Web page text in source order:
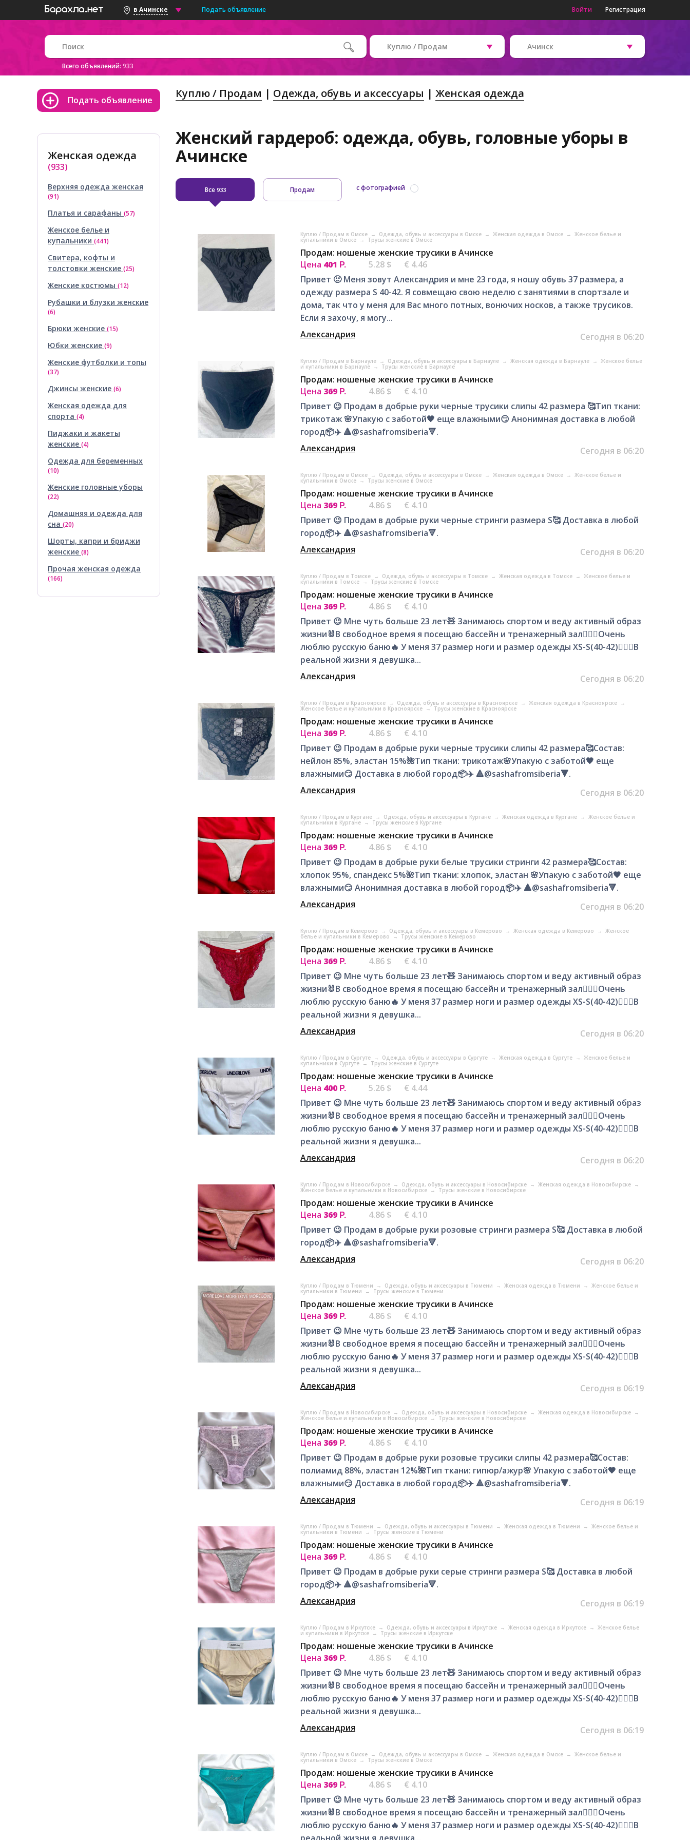
в Ачинске Подать объявление Войти Регистрация
Всего объявлений: 933
Куплю / Продам Ачинск
Подать объявление
Женская одежда
(933)
Верхняя одежда женская
(91)
Платья и сарафаны (57)
Женское белье и
купальники (441)
Свитера, кофты и
толстовки женские (25)
Женские костюмы (12)
Рубашки и блузки женские
(6)
Брюки женские (15)
Юбки женские (9)
Женские футболки и топы
(37)
Джинсы женские (6)
Женская одежда для
спорта (4)
Пиджаки и жакеты
женские (4)
Одежда для беременных
(10)
Женские головные уборы
(22)
Домашняя и одежда для
сна (20)
Шорты, капри и бриджи
женские (8)
Прочая женская одежда
(166)
Куплю / Продам Одежда, обувь и аксессуары Женская одежда
Женский гардероб: одежда, обувь, головные уборы в
Ачинске
Все 933 Продам с фотографией
Куплю / Продам в Омске → Одежда, обувь и аксессуары в Омске → Женская одежда в Омске → Женское белье и
купальники в Омске → Трусы женские в Омске
Продам: ношеные женские трусики в Ачинске
Цена 401 Р. 5.28 $
€ 4.46
Привет 🙂 Меня зовут Александрия и мне 23 года, я ношу обувь 37 размера, а
одежду размера S 40-42. Я совмещаю свою неделю с занятиями в спортзале и
дома, так что у меня для Вас много потных, вонючих носков, а также трусиков.
Если я захочу, я могу...
Александрия
Сегодня в 06:20
Куплю / Продам в Барнауле → Одежда, обувь и аксессуары в Барнауле → Женская одежда в Барнауле → Женское белье
и купальники в Барнауле → Трусы женские в Барнауле
Продам: ношеные женские трусики в Ачинске
Цена 369 Р. 4.86 $
€ 4.10
Привет 😉 Продам в добрые руки черные трусики слипы 42 размера 🥰Тип ткани:
трикотаж 🌸Упакую с заботой🖤 еще влажными😏 Анонимная доставка в любой
город📦✈️ 🔺@sashafromsiberia🔻.
Александрия
Сегодня в 06:20
Куплю / Продам в Омске → Одежда, обувь и аксессуары в Омске → Женская одежда в Омске → Женское белье и
купальники в Омске → Трусы женские в Омске
Продам: ношеные женские трусики в Ачинске
Цена 369 Р. 4.86 $
€ 4.10
Привет 😉 Продам в добрые руки черные стринги размера S🥰 Доставка в любой
город📦✈️ 🔺@sashafromsiberia🔻.
Александрия
Сегодня в 06:20
Куплю / Продам в Томске → Одежда, обувь и аксессуары в Томске → Женская одежда в Томске → Женское белье и
купальники в Томске → Трусы женские в Томске
Продам: ношеные женские трусики в Ачинске
Цена 369 Р. 4.86 $
€ 4.10
Привет 😉 Мне чуть больше 23 лет🧸 Занимаюсь спортом и веду активный образ
жизни🐰В свободное время я посещаю бассейн и тренажерный зал🧜🏻‍♀️Очень
люблю русскую баню🔥 У меня 37 размер ноги и размер одежды XS-S(40-42)🧚🏻‍♀️В
реальной жизни я девушка...
Александрия
Сегодня в 06:20
Куплю / Продам в Красноярске → Одежда, обувь и аксессуары в Красноярске → Женская одежда в Красноярске →
Женское белье и купальники в Красноярске → Трусы женские в Красноярске
Продам: ношеные женские трусики в Ачинске
Цена 369 Р. 4.86 $
€ 4.10
Привет 😉 Продам в добрые руки черные трусики слипы 42 размера🥰Состав:
нейлон 85%, эластан 15%🌺Тип ткани: трикотаж🌸Упакую с заботой🖤 еще
влажными😏 Доставка в любой город📦✈️ 🔺@sashafromsiberia🔻.
Александрия
Сегодня в 06:20
Куплю / Продам в Кургане → Одежда, обувь и аксессуары в Кургане → Женская одежда в Кургане → Женское белье и
купальники в Кургане → Трусы женские в Кургане
Продам: ношеные женские трусики в Ачинске
Цена 369 Р. 4.86 $
€ 4.10
Привет 😉 Продам в добрые руки белые трусики стринги 42 размера🥰Состав:
хлопок 95%, спандекс 5%🌺Тип ткани: хлопок, эластан 🌸Упакую с заботой🖤 еще
влажными😏 Анонимная доставка в любой город📦✈️ 🔺@sashafromsiberia🔻.
Александрия
Сегодня в 06:20
Куплю / Продам в Кемерово → Одежда, обувь и аксессуары в Кемерово → Женская одежда в Кемерово → Женское
белье и купальники в Кемерово → Трусы женские в Кемерово
Продам: ношеные женские трусики в Ачинске
Цена 369 Р. 4.86 $
€ 4.10
Привет 😉 Мне чуть больше 23 лет🧸 Занимаюсь спортом и веду активный образ
жизни🐰В свободное время я посещаю бассейн и тренажерный зал🧜🏻‍♀️Очень
люблю русскую баню🔥 У меня 37 размер ноги и размер одежды XS-S(40-42)🧚🏻‍♀️В
реальной жизни я девушка...
Александрия
Сегодня в 06:20
Куплю / Продам в Сургуте → Одежда, обувь и аксессуары в Сургуте → Женская одежда в Сургуте → Женское белье и
купальники в Сургуте → Трусы женские в Сургуте
Продам: ношеные женские трусики в Ачинске
Цена 400 Р. 5.26 $
€ 4.44
Привет 😉 Мне чуть больше 23 лет🧸 Занимаюсь спортом и веду активный образ
жизни🐰В свободное время я посещаю бассейн и тренажерный зал🧜🏻‍♀️Очень
люблю русскую баню🔥 У меня 37 размер ноги и размер одежды XS-S(40-42)🧚🏻‍♀️В
реальной жизни я девушка...
Александрия
Сегодня в 06:20
Куплю / Продам в Новосибирске → Одежда, обувь и аксессуары в Новосибирске → Женская одежда в Новосибирске →
Женское белье и купальники в Новосибирске → Трусы женские в Новосибирске
Продам: ношеные женские трусики в Ачинске
Цена 369 Р. 4.86 $
€ 4.10
Привет 😉 Продам в добрые руки розовые стринги размера S🥰 Доставка в любой
город📦✈️ 🔺@sashafromsiberia🔻.
Александрия
Сегодня в 06:20
Куплю / Продам в Тюмени → Одежда, обувь и аксессуары в Тюмени → Женская одежда в Тюмени → Женское белье и
купальники в Тюмени → Трусы женские в Тюмени
Продам: ношеные женские трусики в Ачинске
Цена 369 Р. 4.86 $
€ 4.10
Привет 😉 Мне чуть больше 23 лет🧸 Занимаюсь спортом и веду активный образ
жизни🐰В свободное время я посещаю бассейн и тренажерный зал🧜🏻‍♀️Очень
люблю русскую баню🔥 У меня 37 размер ноги и размер одежды XS-S(40-42)🧚🏻‍♀️В
реальной жизни я девушка...
Александрия
Сегодня в 06:19
Куплю / Продам в Новосибирске → Одежда, обувь и аксессуары в Новосибирске → Женская одежда в Новосибирске →
Женское белье и купальники в Новосибирске → Трусы женские в Новосибирске
Продам: ношеные женские трусики в Ачинске
Цена 369 Р. 4.86 $
€ 4.10
Привет 😉 Продам в добрые руки розовые трусики слипы 42 размера🥰Состав:
полиамид 88%, эластан 12%🌺Тип ткани: гипюр/ажур🌸 Упакую с заботой🖤 еще
влажными😏 Доставка в любой город📦✈️ 🔺@sashafromsiberia🔻.
Александрия
Сегодня в 06:19
Куплю / Продам в Тюмени → Одежда, обувь и аксессуары в Тюмени → Женская одежда в Тюмени → Женское белье и
купальники в Тюмени → Трусы женские в Тюмени
Продам: ношеные женские трусики в Ачинске
Цена 369 Р. 4.86 $
€ 4.10
Привет 😉 Продам в добрые руки серые стринги размера S🥰 Доставка в любой
город📦✈️ 🔺@sashafromsiberia🔻.
Александрия
Сегодня в 06:19
Куплю / Продам в Иркутске → Одежда, обувь и аксессуары в Иркутске → Женская одежда в Иркутске → Женское белье
и купальники в Иркутске → Трусы женские в Иркутске
Продам: ношеные женские трусики в Ачинске
Цена 369 Р. 4.86 $
€ 4.10
Привет 😉 Мне чуть больше 23 лет🧸 Занимаюсь спортом и веду активный образ
жизни🐰В свободное время я посещаю бассейн и тренажерный зал🧜🏻‍♀️Очень
люблю русскую баню🔥 У меня 37 размер ноги и размер одежды XS-S(40-42)🧚🏻‍♀️В
реальной жизни я девушка...
Александрия
Сегодня в 06:19
Куплю / Продам в Омске → Одежда, обувь и аксессуары в Омске → Женская одежда в Омске → Женское белье и
купальники в Омске → Трусы женские в Омске
Продам: ношеные женские трусики в Ачинске
Цена 369 Р. 4.86 $
€ 4.10
Привет 😉 Мне чуть больше 23 лет🧸 Занимаюсь спортом и веду активный образ
жизни🐰В свободное время я посещаю бассейн и тренажерный зал🧜🏻‍♀️Очень
люблю русскую баню🔥 У меня 37 размер ноги и размер одежды XS-S(40-42)🧚🏻‍♀️В